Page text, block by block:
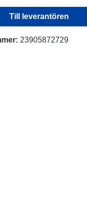
Till leverantören
23905872729